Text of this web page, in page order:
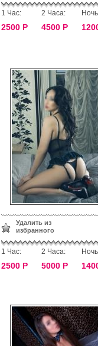
1 Час:
2500 Р
2 Часа:
4500 Р
Удалить из
избранного
1 Час:
2500 Р
2 Часа:
5000 Р